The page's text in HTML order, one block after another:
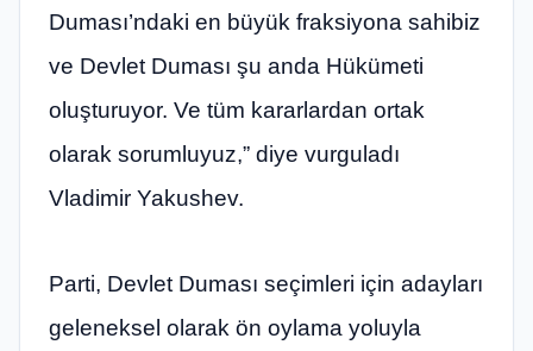
Duması’ndaki en büyük fraksiyona sahibiz
ve Devlet Duması şu anda Hükümeti
oluşturuyor. Ve tüm kararlardan ortak
olarak sorumluyuz,” diye vurguladı
Vladimir Yakushev.
Parti, Devlet Duması seçimleri için adayları
geleneksel olarak ön oylama yoluyla